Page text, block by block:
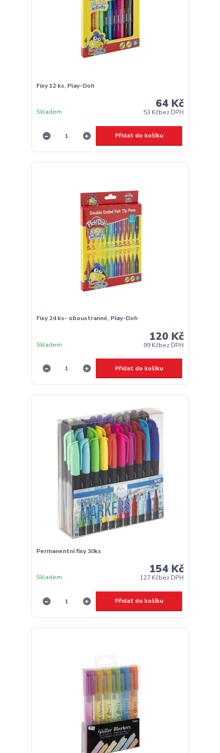
Fixy 12 ks, Play-Doh
64 Kč
53 Kčbez DPH
Skladem
Přidat do košíku
Fixy 24 ks- oboustranné, Play-Doh
120 Kč
99 Kčbez DPH
Skladem
Přidat do košíku
Permanentní fixy 30ks
154 Kč
127 Kčbez DPH
Skladem
Přidat do košíku